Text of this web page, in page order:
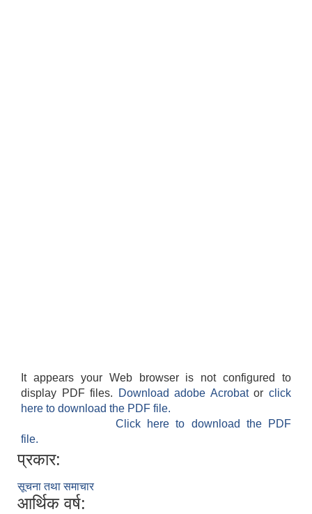
It appears your Web browser is not configured to
display PDF files.
Download adobe Acrobatorclick
here to download the PDF file.
Click here to download the PDF
file.
प्रकार:
सूचना तथा समाचार
आर्थिक वर्ष: